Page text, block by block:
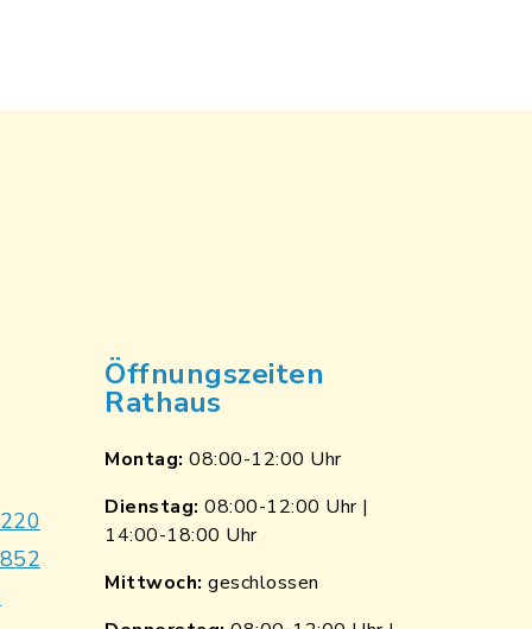
Öffnungszeiten
Rathaus
Montag: 08:00-12:00 Uhr
Dienstag: 08:00-12:00 Uhr |
14:00-18:00 Uhr
Mittwoch: geschlossen